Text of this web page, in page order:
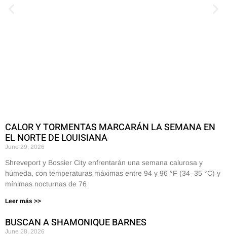
CALOR Y TORMENTAS MARCARÁN LA SEMANA EN
EL NORTE DE LOUISIANA
June 29, 2026
Shreveport y Bossier City enfrentarán una semana calurosa y
húmeda, con temperaturas máximas entre 94 y 96 °F (34–35 °C) y
mínimas nocturnas de 76
Leer más >>
BUSCAN A SHAMONIQUE BARNES
June 28, 2026